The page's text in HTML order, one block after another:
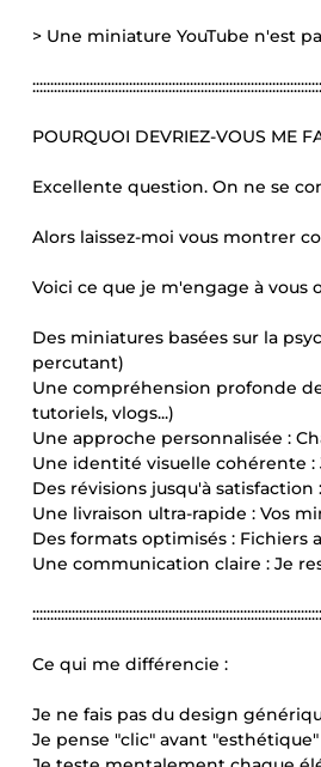
> Une miniature YouTube n'est
POURQUOI DEVRIEZ-VOUS ME
Excellente question. On ne se
Alors laissez-moi vous montrer
Voici ce que je m'engage à vous
Des miniatures basées sur la
percutant)
Une compréhension profonde
tutoriels, vlogs...)
Une approche personnalisée :
Une identité visuelle cohérente
Des révisions jusqu'à
Une livraison ultra-rapide : Vos
Des formats optimisés : Fichiers
Une communication claire : Je
Ce qui me différencie :
Je ne fais pas du design
Je pense "clic" avant